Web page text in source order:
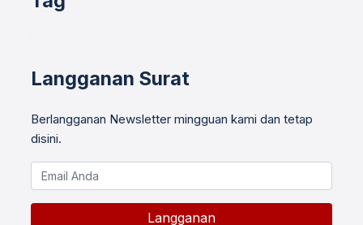
Langganan Surat
Berlangganan Newsletter mingguan kami dan tetap
disini.
Langganan